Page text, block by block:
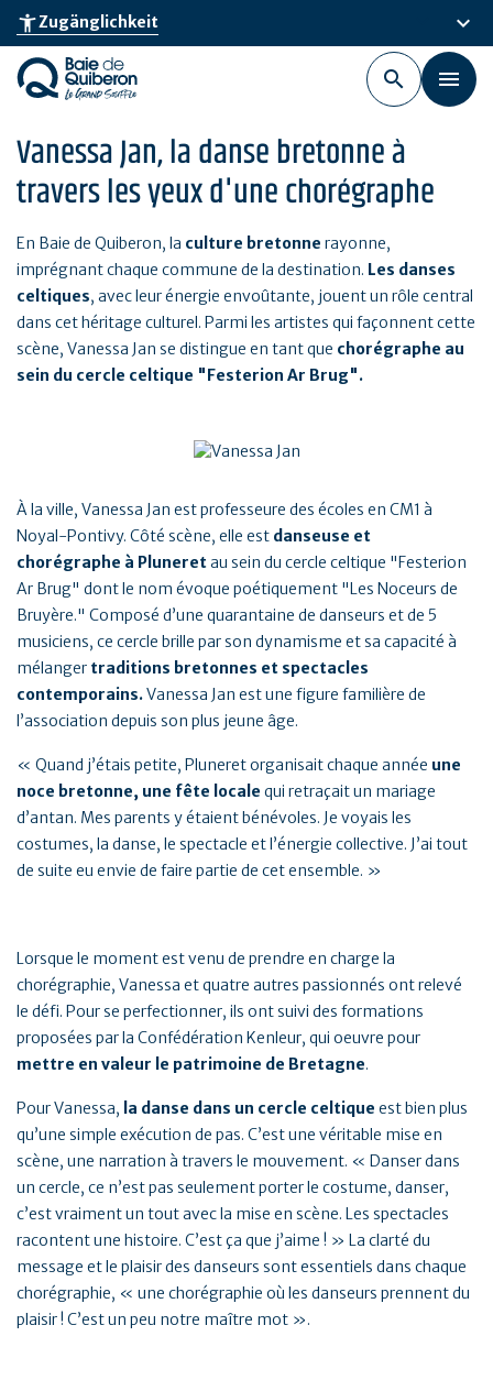
Skip
main
content
accessibility_newZugänglichkeit
Vanessa Jan, la danse bretonne à
travers les yeux d'une chorégraphe
En Baie de Quiberon, la culture bretonne rayonne,
imprégnant chaque commune de la destination. Les danses
celtiques, avec leur énergie envoûtante, jouent un rôle central
dans cet héritage culturel. Parmi les artistes qui façonnent cette
scène, Vanessa Jan se distingue en tant que chorégraphe au
sein du cercle celtique "Festerion Ar Brug".
À la ville, Vanessa Jan est professeure des écoles en CM1 à
Noyal-Pontivy. Côté scène, elle est danseuse et
chorégraphe à Pluneretau sein du cercle celtique "Festerion
Ar Brug" dont le nom évoque poétiquement "Les Noceurs de
Bruyère." Composé d’une quarantaine de danseurs et de 5
musiciens, ce cercle brille par son dynamisme et sa capacité à
mélanger traditions bretonnes et spectacles
contemporains.Vanessa Jan est une figure familière de
l’association depuis son plus jeune âge.
« Quand j’étais petite, Pluneret organisait chaque année une
noce bretonne, une fête locale qui retraçait un mariage
d’antan. Mes parents y étaient bénévoles. Je voyais les
costumes, la danse, le spectacle et l’énergie collective. J’ai tout
de suite eu envie de faire partie de cet ensemble. »
Lorsque le moment est venu de prendre en charge la
chorégraphie, Vanessa et quatre autres passionnés ont relevé
le défi. Pour se perfectionner, ils ont suivi des formations
proposées par la Confédération Kenleur, qui oeuvre pour
mettre en valeur le patrimoine de Bretagne.
Pour Vanessa, la danse dans un cercle celtique est bien plus
qu’une simple exécution de pas. C’est une véritable mise en
scène, une narration à travers le mouvement. « Danser dans
un cercle, ce n’est pas seulement porter le costume, danser,
c’est vraiment un tout avec la mise en scène. Les spectacles
racontent une histoire. C’est ça que j’aime ! » La clarté du
message et le plaisir des danseurs sont essentiels dans chaque
chorégraphie, « une chorégraphie où les danseurs prennent du
plaisir ! C’est un peu notre maître mot ».